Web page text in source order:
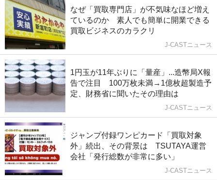
なぜ「買取専門店」が不気味なほど増え
ているのか 素人でも簡単に開業できる
買取ビジネスのカラクリ
J-CASTニュース
1円玉が11年ぶりに「量産」...造幣局X報
告で注目 100万枚未満→1億枚超製造予
定、財務省に聞いたその理由は
J-CASTニュース
ジャンプ付録ワンピカード「買取対象
外」続出、その背景は TSUTAYA運営
会社「発行総数が非常に多い」
J-CASTニュース